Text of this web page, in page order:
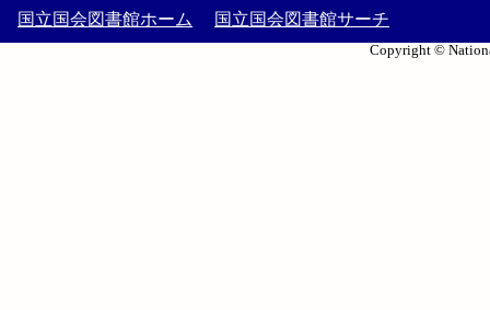
国立国会図書館ホーム 国立国会図書館サーチ
Copyright ©